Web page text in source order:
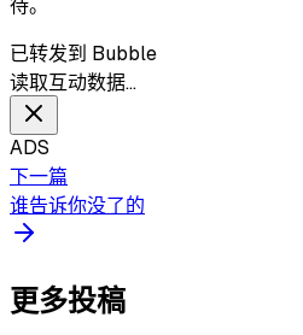
待。
已转发到 Bubble
读取互动数据…
ADS
下一篇
谁告诉你没了的
更多投稿